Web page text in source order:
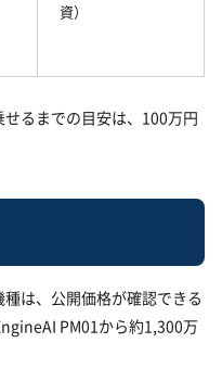
資）
るまでの目安は、100万円
は、公開価格が確認できる
PM01から約1,300万